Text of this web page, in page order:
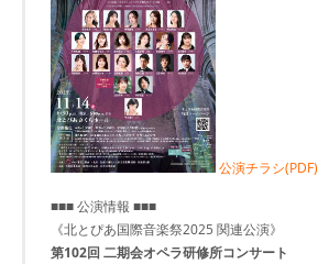
公演チラシ(PDF)
■■■ 公演情報 ■■■
《北とぴあ国際音楽祭2025 関連公演》
第102回 二期会オペラ研修所コンサート